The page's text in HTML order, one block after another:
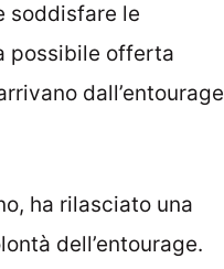
soddisfare le
possibile offerta
dall’entourage
ha rilasciato una
dell’entourage.